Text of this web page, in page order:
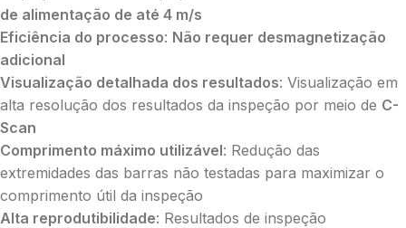
de alimentação de até 4 m/s
Eficiência do processo: Não requer desmagnetização
adicional
Visualização detalhada dos resultados: Visualização em
alta resolução dos resultados da inspeção por meio de C-
Scan
Comprimento máximo utilizável: Redução das
extremidades das barras não testadas para maximizar o
comprimento útil da inspeção
Alta reprodutibilidade: Resultados de inspeção